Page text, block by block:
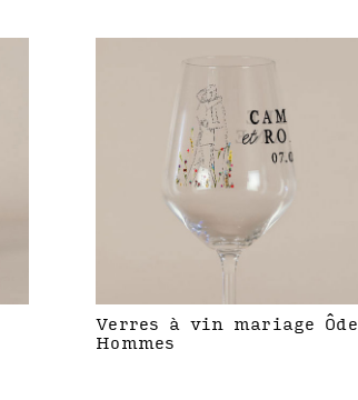
Verres à vin mariage Ôde
Hommes